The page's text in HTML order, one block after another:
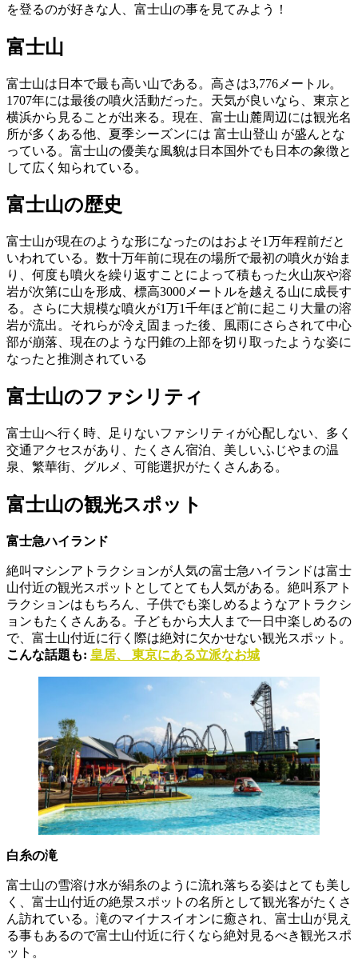
を登るのが好きな人、富士山の事を見てみよう！
富士山
富士山は日本で最も高い山である。高さは3,776メートル。
1707年には最後の噴火活動だった。天気が良いなら、東京と
横浜から見ることが出来る。 現在、富士山麓周辺には観光名
所が多くある他、夏季シーズンには 富士山登山 が盛んとな
っている 。富士山の優美な風貌は日本国外でも日本の象徴と
して広く知られている 。
富士山の歴史
富士山が現在のような形になったのはおよそ1万年程前だと
いわれている。数十万年前に現在の場所で最初の噴火が始ま
り、何度も噴火を繰り返すことによって積もった火山灰や溶
岩が次第に山を形成、標高3000メートルを越える山に成長す
る。さらに大規模な噴火が1万1千年ほど前に起こり大量の溶
岩が流出。それらが冷え固まった後、風雨にさらされて中心
部が崩落、現在のような円錐の上部を切り取ったような姿に
なったと推測されている
富士山のファシリティ
富士山へ行く時、足りないファシリティが心配しない、多く
交通アクセスがあり、たくさん宿泊、美しいふじやまの温
泉、繁華街、グルメ、可能選択がたくさんある。
富士山の観光スポット
富士急ハイランド
絶叫マシンアトラクションが人気の富士急ハイランドは富士
山付近の観光スポットとしてとても人気がある。絶叫系アト
ラクションはもちろん、子供でも楽しめるようなアトラクシ
ョンもたくさんある。子どもから大人まで一日中楽しめるの
で、富士山付近に行く際は絶対に欠かせない観光スポット。
こんな話題も: 皇居、 東京にある立派なお城
白糸の滝
富士山の雪溶け水が絹糸のように流れ落ちる姿はとても美し
く、富士山付近の絶景スポットの名所として観光客がたくさ
ん訪れている。滝のマイナスイオンに癒され、富士山が見え
る事もあるので富士山付近に行くなら絶対見るべき観光スポ
ット。